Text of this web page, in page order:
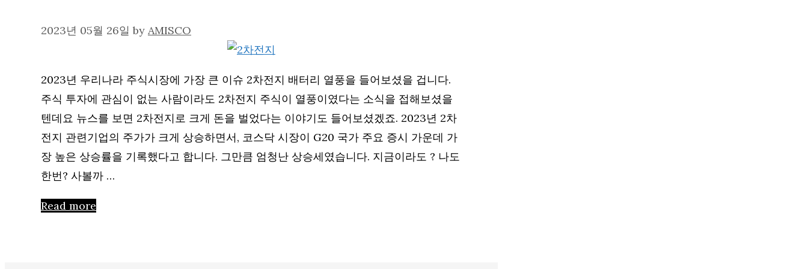
2023년 05월 26일 by AMISCO
2023년 우리나라 주식시장에 가장 큰 이슈 2차전지 배터리 열풍을 들어보셨을 겁니다.
주식 투자에 관심이 없는 사람이라도 2차전지 주식이 열풍이였다는 소식을 접해보셨을
텐데요 뉴스를 보면 2차전지로 크게 돈을 벌었다는 이야기도 들어보셨겠죠. 2023년 2차
전지 관련기업의 주가가 크게 상승하면서, 코스닥 시장이 G20 국가 주요 증시 가운데 가
장 높은 상승률을 기록했다고 합니다. 그만큼 엄청난 상승세였습니다. 지금이라도 ? 나도
한번? 사볼까 …
Read more